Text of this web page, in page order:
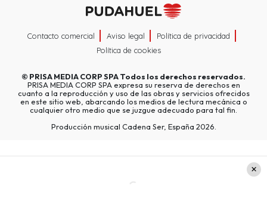
Contacto comercial Aviso legal
Política de privacidad
Política de cookies
© PRISA MEDIA CORP SPATodos los derechos reservados.
PRISA MEDIA CORP SPA expresa su reserva de derechos en
cuanto a la reproducción y uso de las obras y servicios ofrecidos
en este sitio web, abarcando los medios de lectura mecánica o
cualquier otro medio que se juzgue adecuado para tal fin.
Producción musical Cadena Ser, España 2026.